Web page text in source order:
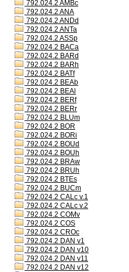
792.024.2 AMBc
792.024.2 ANA
792.024.2 ANDd
792.024.2 ANTa
792.024.2 ASSp
792.024.2 BACa
792.024.2 BARd
792.024.2 BARh
792.024.2 BATf
792.024.2 BEAb
792.024.2 BEAl
792.024.2 BERf
792.024.2 BERr
792.024.2 BLUm
792.024.2 BOR
792.024.2 BORi
792.024.2 BOUd
792.024.2 BOUh
792.024.2 BRAw
792.024.2 BRUh
792.024.2 BTEs
792.024.2 BUCm
792.024.2 CALc v.1
792.024.2 CALc v.2
792.024.2 COMv
792.024.2 COS
792.024.2 CROc
792.024.2 DAN v1
792.024.2 DAN v10
792.024.2 DAN v11
792.024.2 DAN v12